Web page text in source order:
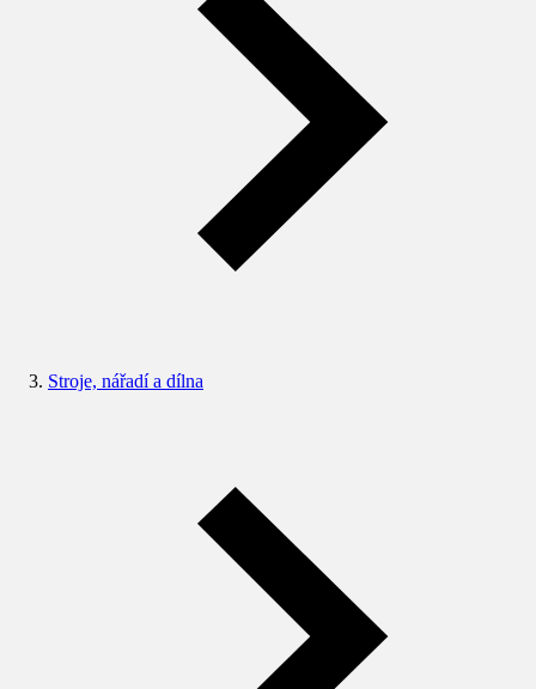
Stroje, nářadí a dílna